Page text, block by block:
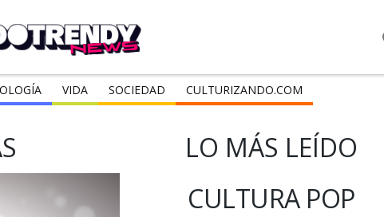
VIDA SOCIEDAD CULTURIZANDO.COM
LO MÁS LEÍDO
CULTURA POP